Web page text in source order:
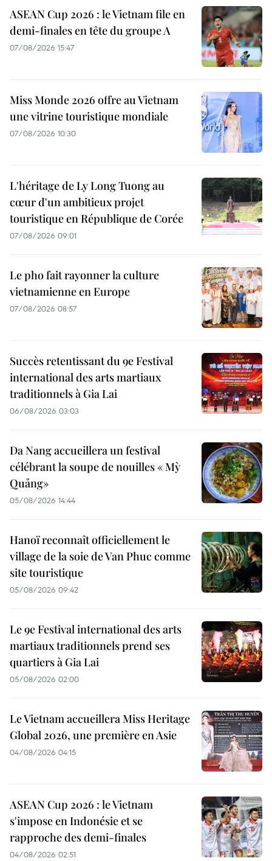
ASEAN Cup 2026 : le Vietnam file en
demi-finales en tête du groupe A
07/08/2026 15:47
Miss Monde 2026 offre au Vietnam
une vitrine touristique mondiale
07/08/2026 10:30
L'héritage de Ly Long Tuong au
cœur d'un ambitieux projet
touristique en République de Corée
07/08/2026 09:01
Le pho fait rayonner la culture
vietnamienne en Europe
07/08/2026 08:57
Succès retentissant du 9e Festival
international des arts martiaux
traditionnels à Gia Lai
06/08/2026 03:03
Da Nang accueillera un festival
célébrant la soupe de nouilles « Mỳ
Quảng»
05/08/2026 14:44
Hanoï reconnaît officiellement le
village de la soie de Van Phuc comme
site touristique
05/08/2026 09:42
Le 9e Festival international des arts
martiaux traditionnels prend ses
quartiers à Gia Lai
05/08/2026 02:00
Le Vietnam accueillera Miss Heritage
Global 2026, une première en Asie
04/08/2026 04:15
ASEAN Cup 2026 : le Vietnam
s'impose en Indonésie et se
rapproche des demi-finales
04/08/2026 02:51